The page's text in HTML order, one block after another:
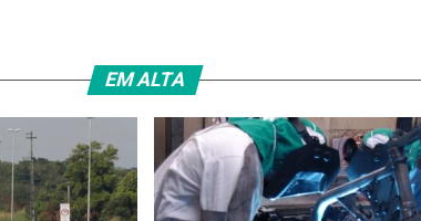
EM ALTA